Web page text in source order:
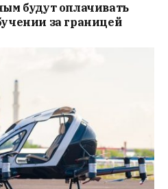
будут оплачивать
за границей